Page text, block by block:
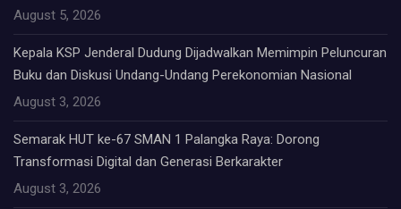
August 5, 2026
Kepala KSP Jenderal Dudung Dijadwalkan Memimpin Peluncuran
Buku dan Diskusi Undang-Undang Perekonomian Nasional
August 3, 2026
Semarak HUT ke-67 SMAN 1 Palangka Raya: Dorong
Transformasi Digital dan Generasi Berkarakter
August 3, 2026